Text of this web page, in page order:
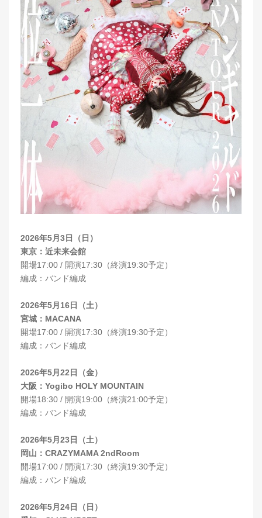
2026年5月3日（日）
東京：近未来会館
開場17:00 / 開演17:30（終演19:30予定）
編成：バンド編成
2026年5月16日（土）
宮城：MACANA
開場17:00 / 開演17:30（終演19:30予定）
編成：バンド編成
2026年5月22日（金）
大阪：Yogibo HOLY MOUNTAIN
開場18:30 / 開演19:00（終演21:00予定）
編成：バンド編成
2026年5月23日（土）
岡山：CRAZYMAMA 2ndRoom
開場17:00 / 開演17:30（終演19:30予定）
編成：バンド編成
2026年5月24日（日）